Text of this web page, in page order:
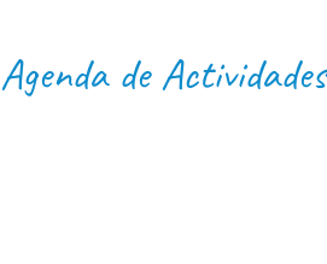
Agenda de Actividades